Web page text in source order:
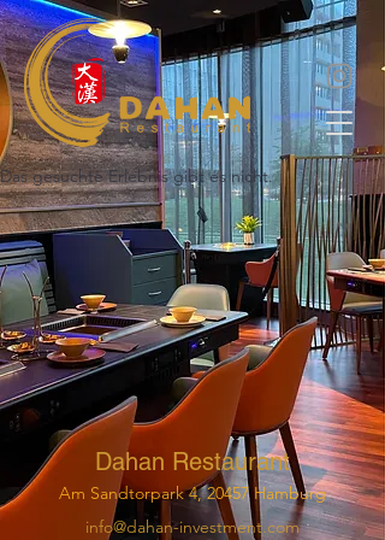
Das gesuchte Erlebnis gibt es nicht.
Dahan Restaurant
Am Sandtorpark 4, 20457 Hamburg
info@dahan-investment.com